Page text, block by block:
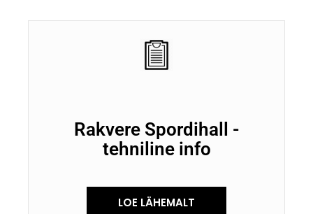
Rakvere Spordihall -
tehniline info
LOE LÄHEMALT